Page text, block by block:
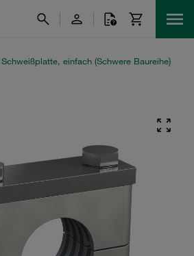
einfach (Schwere Baureihe)